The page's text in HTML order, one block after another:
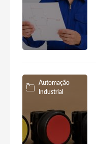
Automação
Industrial